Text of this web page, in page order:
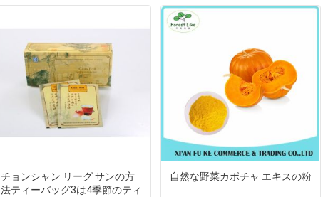
チョンシャン リーグ サンの方
法ティーバッグ3は4季節のティ
自然な野菜カボチャ エキスの粉